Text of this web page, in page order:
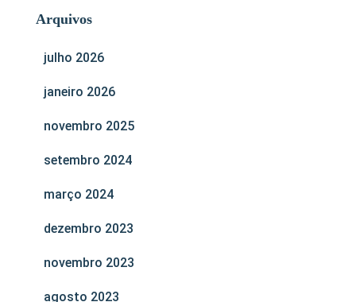
Arquivos
julho 2026
janeiro 2026
novembro 2025
setembro 2024
março 2024
dezembro 2023
novembro 2023
agosto 2023